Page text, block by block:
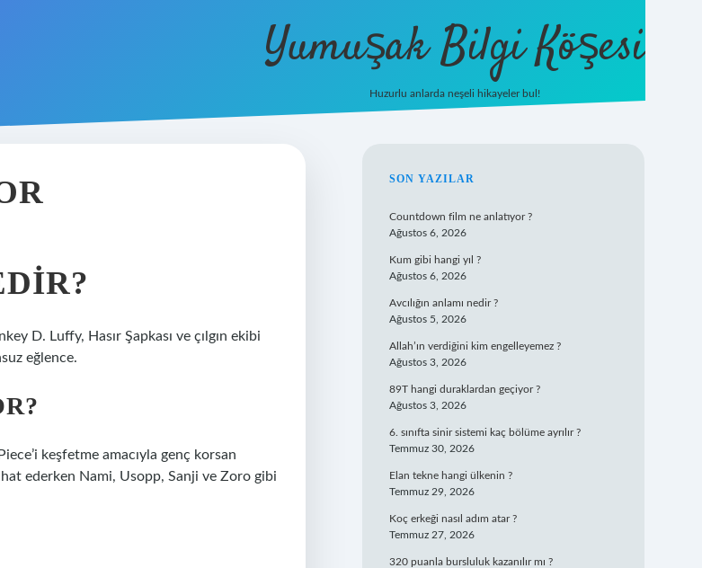
Yumuşak Bilgi Köşesi
Huzurlu anlarda neşeli hikayeler bul!
D. Luffy, Hasır Şapkası ve çılgın ekibi
eğlence.
keşfetme amacıyla genç korsan
ederken Nami, Usopp, Sanji ve Zoro gibi
SIDEBAR
SON YAZILAR
Countdown film ne anlatıyor ?
Ağustos 6, 2026
Kum gibi hangi yıl ?
Ağustos 6, 2026
Avcılığın anlamı nedir ?
Ağustos 5, 2026
Allah’ın verdiğini kim engelleyemez ?
Ağustos 3, 2026
89T hangi duraklardan geçiyor ?
Ağustos 3, 2026
6. sınıfta sinir sistemi kaç bölüme ayrılır ?
Temmuz 30, 2026
Elan tekne hangi ülkenin ?
Temmuz 29, 2026
Koç erkeği nasıl adım atar ?
Temmuz 27, 2026
320 puanla bursluluk kazanılır mı ?